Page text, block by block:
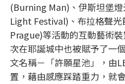
(Burning Man)、伊斯坦堡
Light Festival)、布拉格聲
Prague)等活動的互動藝術
次在耶誕城中也被賦予了一
文名稱－「許願星池」，由
置，藉由感應踩踏重力，就